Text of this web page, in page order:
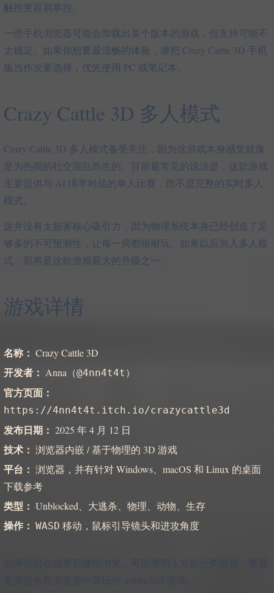
触控更容易掌控。
一些手机浏览器可能会加载出某个版本的游戏，但支持可能不
太稳定。如果你想要最流畅的体验，请把 Crazy Cattle 3D 手机
版当作次要选择，优先使用 PC 或笔记本。
Crazy Cattle 3D 多人模式
Crazy Cattle 3D 多人模式备受关注，因为这游戏本身感觉就像
是为热闹的社交混乱而生的。目前最常见的说法是，这款游戏
主要提供与 AI 绵羊对战的单人比赛，而不是完整的实时多人
模式。
这并没有太损害核心吸引力，因为物理系统本身已经创造了足
够多的不可预测性，让每一局都很耐玩。如果以后加入多人模
式，那将是这款游戏最大的升级之一。
游戏详情
名称： Crazy Cattle 3D
开发者： Anna（@4nn4t4t ）
官方页面：
https://4nn4t4t.itch.io/crazycattle3d
发布日期： 2025 年 4 月 12 日
技术： 浏览器内嵌 / 基于物理的 3D 游戏
平台： 浏览器，并有针对 Windows、macOS 和 Linux 的桌面
下载参考
类型： Unblocked、大逃杀、物理、动物、生存
操作： WASD 移动，鼠标引导镜头和进攻角度